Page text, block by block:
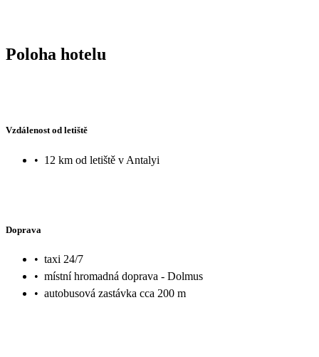
Poloha hotelu
Vzdálenost od letiště
• 12 km od letiště v Antalyi
Doprava
• taxi 24/7
• místní hromadná doprava - Dolmus
• autobusová zastávka cca 200 m